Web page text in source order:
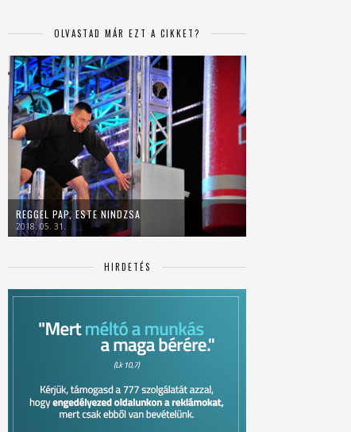
OLVASTAD MÁR EZT A CIKKET?
REGGEL PAP, ESTE NINDZSA
2018. 05. 31.
HIRDETÉS